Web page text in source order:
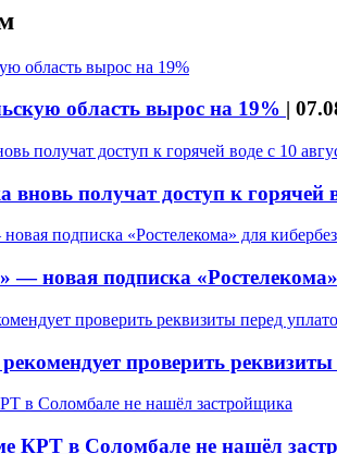
область вырос на 19% |
получат доступ к горячей
— новая подписка
проверить реквизиты
КРТ в Соломбале не нашёл